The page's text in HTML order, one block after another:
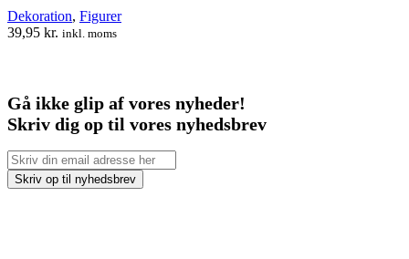
Dekoration, Figurer
39,95 kr. inkl. moms
Gå ikke glip af vores nyheder!
Skriv dig op til vores nyhedsbrev